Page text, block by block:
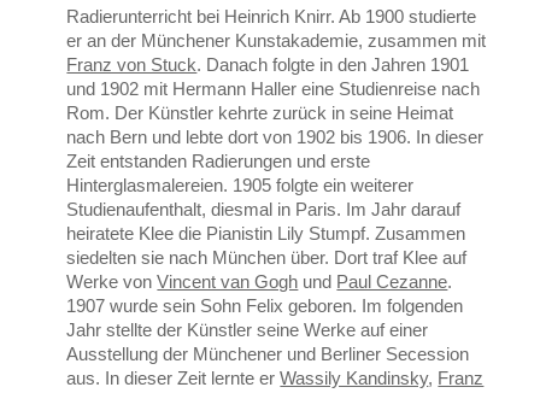
Radierunterricht bei Heinrich Knirr. Ab 1900 studierte
er an der Münchener Kunstakademie, zusammen mit
Franz von Stuck. Danach folgte in den Jahren 1901
und 1902 mit Hermann Haller eine Studienreise nach
Rom. Der Künstler kehrte zurück in seine Heimat
nach Bern und lebte dort von 1902 bis 1906. In dieser
Zeit entstanden Radierungen und erste
Hinterglasmalereien. 1905 folgte ein weiterer
Studienaufenthalt, diesmal in Paris. Im Jahr darauf
heiratete Klee die Pianistin Lily Stumpf. Zusammen
siedelten sie nach München über. Dort traf Klee auf
Werke vonVincent van Gogh und Paul Cezanne.
1907 wurde sein Sohn Felix geboren. Im folgenden
Jahr stellte der Künstler seine Werke auf einer
Ausstellung der Münchener und Berliner Secession
aus. In dieser Zeit lernte erWassily Kandinsky, Franz